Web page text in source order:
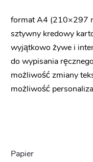
format A4 (210×297
sztywny kredowy
wyjątkowo żywe i
do wypisania ręcznego
możliwość zmiany
możliwość
Papier